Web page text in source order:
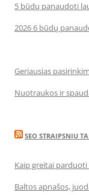
5 būdų panaudoti
2026 6 būdų
Geriausias
Nuotraukos ir
SEO STRAIPSNIU
Kaip greitai
Baltos apnašos,